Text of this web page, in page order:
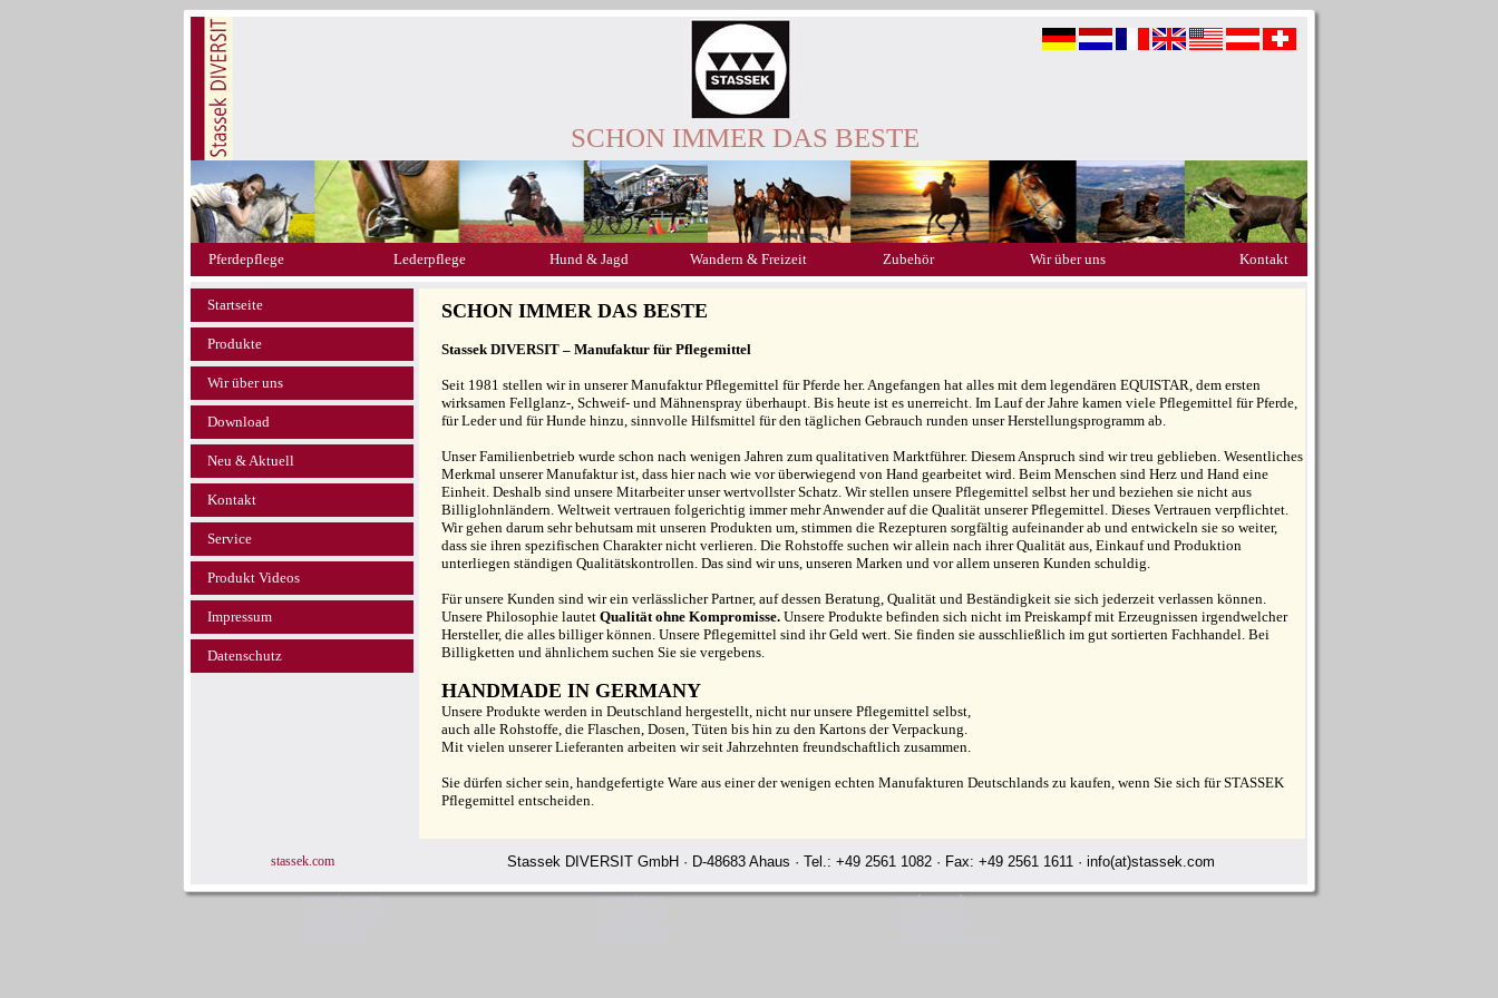
SCHON IMMER DAS BESTE
Pferdepflege Lederpflege Hund & Jagd Wandern & Freizeit Zubehör Wir über uns Kontakt
Startseite
Produkte
Wir über uns
Download
Neu & Aktuell
Kontakt
Service
Produkt Videos
Impressum
Datenschutz
SCHON IMMER DAS BESTE
Stassek DIVERSIT – Manufaktur für Pflegemittel
Seit 1981 stellen wir in unserer Manufaktur Pflegemittel für Pferde her. Angefangen hat alles mit dem legendären EQUISTAR, dem ersten
wirksamen Fellglanz-, Schweif- und Mähnenspray überhaupt. Bis heute ist es unerreicht. Im Lauf der Jahre kamen viele Pflegemittel für Pferde,
für Leder und für Hunde hinzu, sinnvolle Hilfsmittel für den täglichen Gebrauch runden unser Herstellungsprogramm ab.
Unser Familienbetrieb wurde schon nach wenigen Jahren zum qualitativen Marktführer. Diesem Anspruch sind wir treu geblieben. Wesentliches
Merkmal unserer Manufaktur ist, dass hier nach wie vor überwiegend von Hand gearbeitet wird. Beim Menschen sind Herz und Hand eine
Einheit. Deshalb sind unsere Mitarbeiter unser wertvollster Schatz. Wir stellen unsere Pflegemittel selbst her und beziehen sie nicht aus
Billiglohnländern. Weltweit vertrauen folgerichtig immer mehr Anwender auf die Qualität unserer Pflegemittel. Dieses Vertrauen verpflichtet.
Wir gehen darum sehr behutsam mit unseren Produkten um, stimmen die Rezepturen sorgfältig aufeinander ab und entwickeln sie so weiter,
dass sie ihren spezifischen Charakter nicht verlieren. Die Rohstoffe suchen wir allein nach ihrer Qualität aus, Einkauf und Produktion
unterliegen ständigen Qualitätskontrollen. Das sind wir uns, unseren Marken und vor allem unseren Kunden schuldig.
Für unsere Kunden sind wir ein verlässlicher Partner, auf dessen Beratung, Qualität und Beständigkeit sie sich jederzeit verlassen können.
Unsere Philosophie lautet Qualität ohne Kompromisse. Unsere Produkte befinden sich nicht im Preiskampf mit Erzeugnissen irgendwelcher
Hersteller, die alles billiger können. Unsere Pflegemittel sind ihr Geld wert. Sie finden sie ausschließlich im gut sortierten Fachhandel. Bei
Billigketten und ähnlichem suchen Sie sie vergebens.
HANDMADE IN GERMANY
Unsere Produkte werden in Deutschland hergestellt, nicht nur unsere Pflegemittel selbst,
auch alle Rohstoffe, die Flaschen, Dosen, Tüten bis hin zu den Kartons der Verpackung.
Mit vielen unserer Lieferanten arbeiten wir seit Jahrzehnten freundschaftlich zusammen.
Sie dürfen sicher sein, handgefertigte Ware aus einer der wenigen echten Manufakturen Deutschlands zu kaufen, wenn Sie sich für STASSEK
Pflegemittel entscheiden.
stassek.com Stassek DIVERSIT GmbH · D-48683 Ahaus · Tel.: +49 2561 1082 · Fax: +49 2561 1611 · info(at)stassek.com
www.equi-center.net
www.equistar.net
www.horsecare.de